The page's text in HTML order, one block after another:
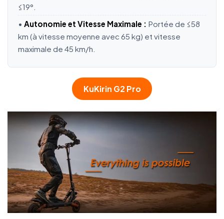
≤19°.
• Autonomie et Vitesse Maximale : Portée de ≤58
km (à vitesse moyenne avec 65 kg) et vitesse
maximale de 45 km/h.
KuKirin G2 Pro